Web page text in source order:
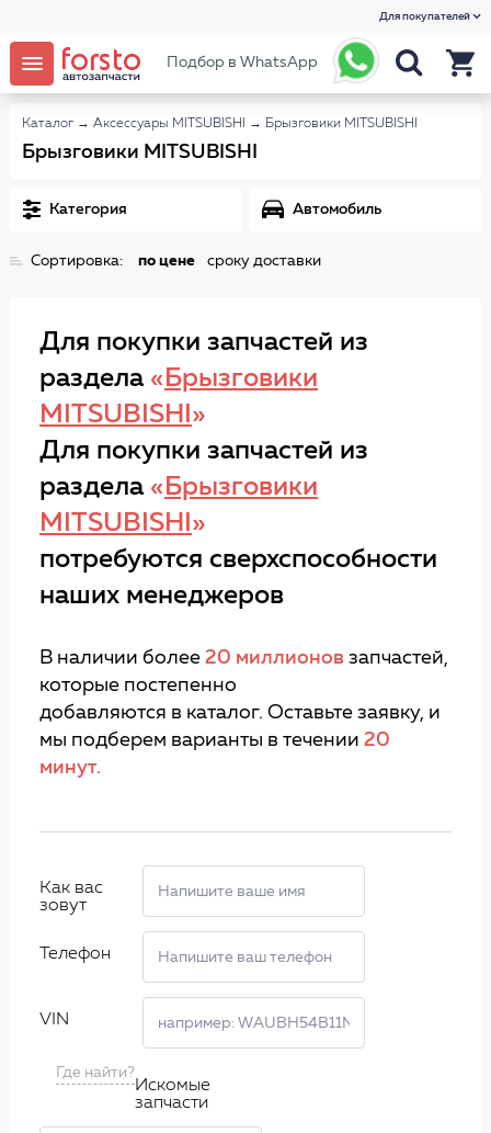
Для покупателей
Подбор в WhatsApp
Каталог → Аксессуары MITSUBISHI → Брызговики MITSUBISHI
Брызговики MITSUBISHI
Категория Автомобиль
Сортировка: по цене сроку доставки
Для покупки запчастей из
раздела « Брызговики
MITSUBISHI »
Для покупки запчастей из
раздела « Брызговики
MITSUBISHI »
потребуются сверхспособности
наших менеджеров
В наличии более 20 миллионов запчастей,
которые постепенно
добавляются в каталог. Оставьте заявку, и
мы подберем варианты в течении 20
минут.
Как вас
зовут
Телефон
VIN
Где найти?
Искомые
запчасти